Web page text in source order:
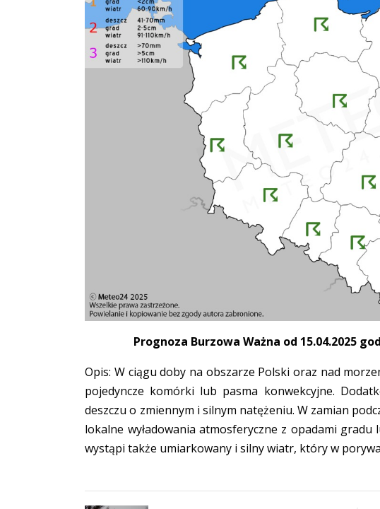
Prognoza Burzowa Ważna od 15.04.2025
Opis: W ciągu doby na obszarze Polski oraz nad
pojedyncze komórki lub pasma konwekcyjne.
deszczu o zmiennym i silnym natężeniu. W zamian
lokalne wyładowania atmosferyczne z opadami
wystąpi także umiarkowany i silny wiatr, który w